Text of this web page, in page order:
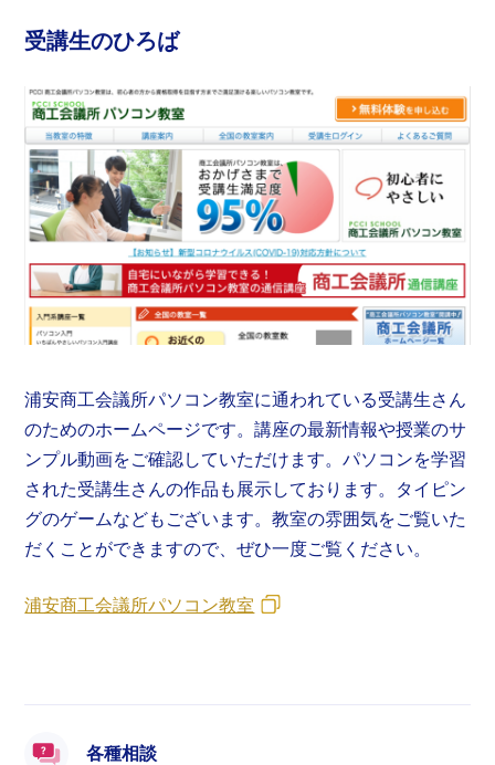
受講生のひろば
浦安商工会議所パソコン教室に通われている受講生さん
のためのホームページです。講座の最新情報や授業のサ
ンプル動画をご確認していただけます。パソコンを学習
された受講生さんの作品も展示しております。タイピン
グのゲームなどもございます。教室の雰囲気をご覧いた
だくことができますので、ぜひ一度ご覧ください。
浦安商工会議所パソコン教室
各種相談